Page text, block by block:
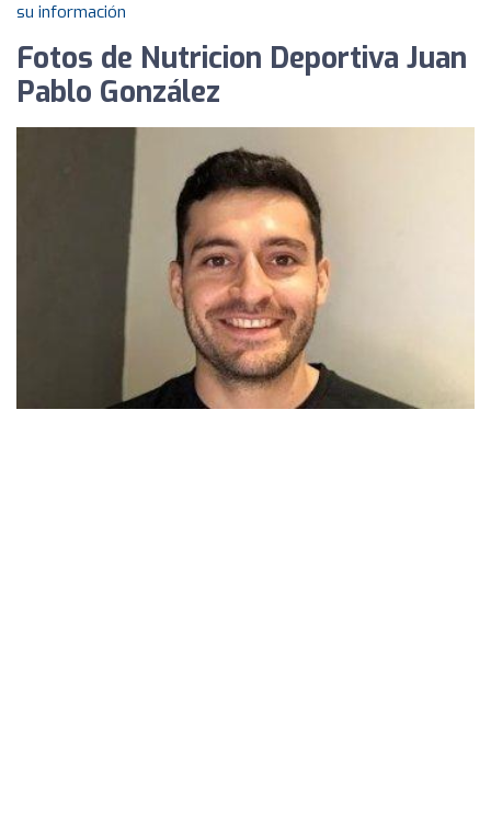
su información
Fotos de Nutricion Deportiva Juan
Pablo González